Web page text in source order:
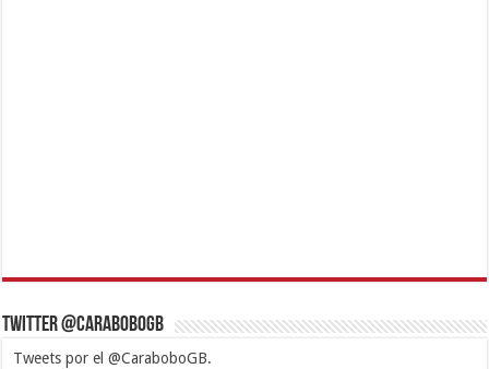
Twitter @CaraboboGB
Tweets por el @CaraboboGB.